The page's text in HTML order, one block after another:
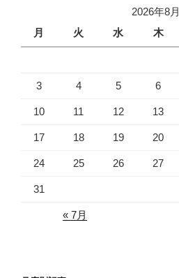
2026年8月
月
火 水 木
3 4 5 6
10 11 12 13
17 18 19 20
24 25 26 27
31
« 7月